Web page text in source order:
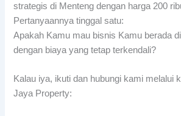
strategis di Menteng dengan harga 200
Pertanyaannya tinggal satu:
Apakah Kamu mau bisnis Kamu berada
dengan biaya yang tetap terkendali?
Kalau iya, ikuti dan hubungi kami melalui
Jaya Property: